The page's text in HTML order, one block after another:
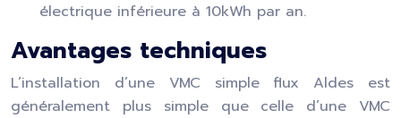
électrique inférieure à 10kWh par an.
Avantages techniques
L’installation d’une VMC simple flux Aldes est
généralement plus simple que celle d’une VMC